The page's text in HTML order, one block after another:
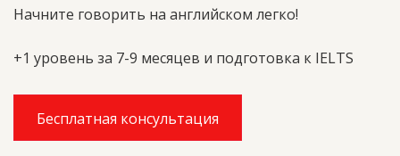
Начните говорить на английском легко!
+1 уровень за 7-9 месяцев и подготовка к IELTS
Бесплатная консультация